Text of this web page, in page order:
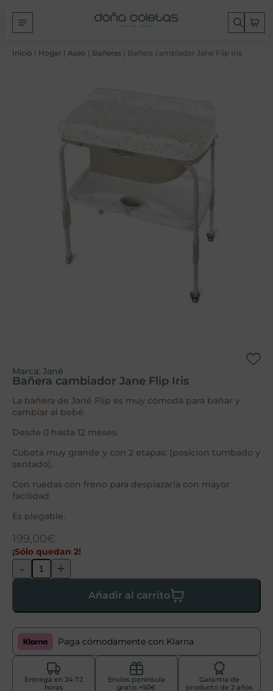
Inicio | Hogar | Aseo | Bañeras | Bañera cambiador Jane Flip Iris
Marca: Jané
Bañera cambiador Jane Flip Iris
La bañera de Jané Flip es muy cómoda para bañar y
cambiar al bebé.
Desde 0 hasta 12 meses.
Cubeta muy grande y con 2 etapas: (posicion tumbado y
sentado).
Con ruedas con freno para desplazarla con mayor
facilidad
Es plegable.
199,00€
¡Sólo quedan 2!
- +
Añadir al carrito
Paga cómodamente con Klarna
Entrega en 24-72
horas
Envíos península
gratis +50€
Garantía de
producto de 2 años